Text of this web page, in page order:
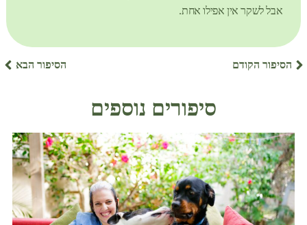
אבל לשקר אין אפילו אחת.
הסיפור הקודם הסיפור הבא
סיפורים נוספים